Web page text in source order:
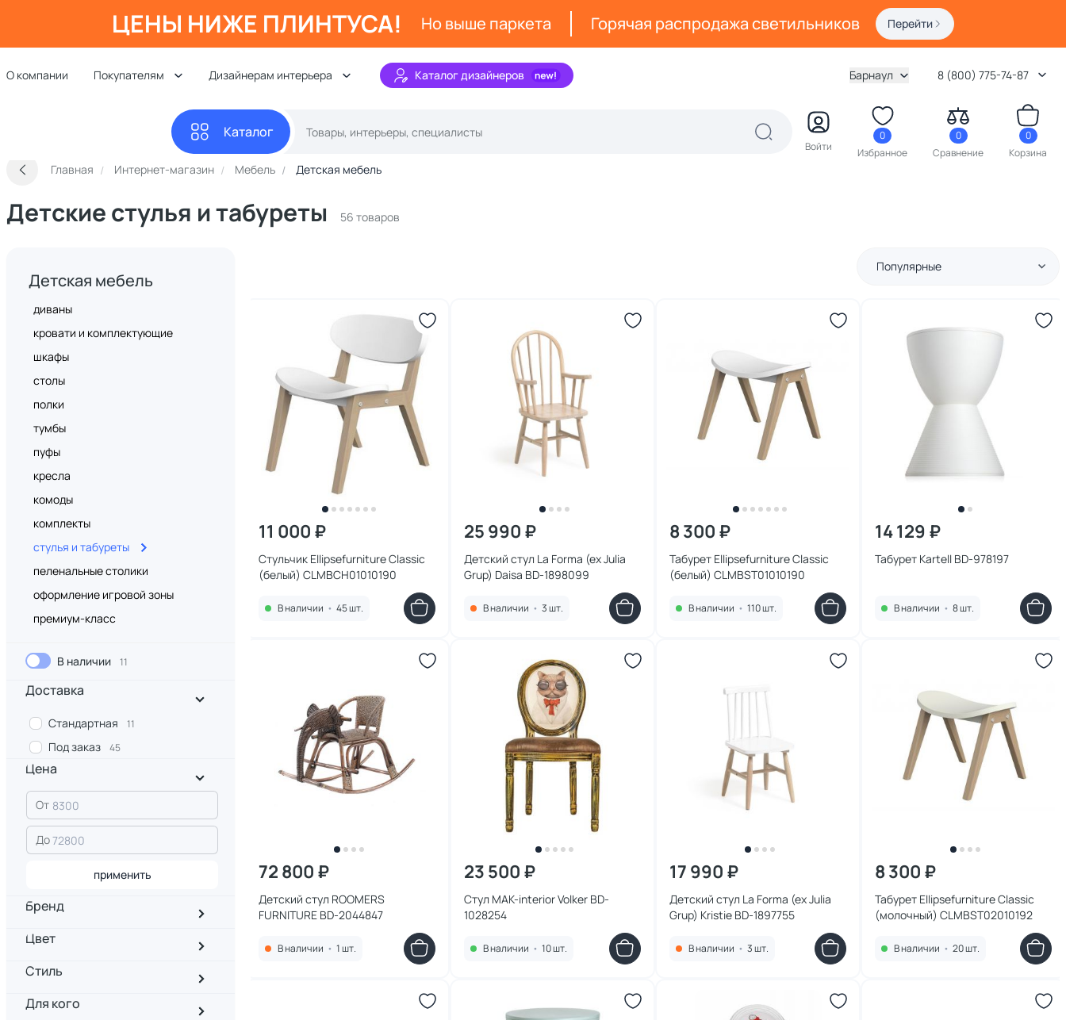
ЦЕНЫ НИЖЕ ПЛИНТУСА! Но выше паркета Горячая распродажа светильников Перейти
О компании Покупателям Дизайнерам интерьера Каталог дизайнеров Барнаул 8 (800) 775-74-87
Каталог
Войти
0
Избранное
0
Сравнение
0
Корзина
Главная Интернет-магазин Мебель Детская мебель
Детские стулья и табуреты 56 товаров
Детская мебель
диваны
кровати и комплектующие
шкафы
столы
полки
тумбы
пуфы
кресла
комоды
комплекты
стулья и табуреты
пеленальные столики
оформление игровой зоны
премиум-класс
В наличии 11
Доставка
Стандартная 11
Под заказ 45
Цена
От
До
применить
Бренд
Цвет
Стиль
Для кого
Популярные
11 000 ₽
Стульчик Ellipsefurniture Classic
(белый) CLMBCH01010190
В наличии • 45 шт.
25 990 ₽
Детский стул La Forma (ex Julia
Grup) Daisa BD-1898099
В наличии • 3 шт.
8 300 ₽
Табурет Ellipsefurniture Classic
(белый) CLMBST01010190
В наличии • 110 шт.
14 129 ₽
Табурет Kartell BD-978197
В наличии • 8 шт.
72 800 ₽
Детский стул ROOMERS
FURNITURE BD-2044847
В наличии • 1 шт.
23 500 ₽
Стул MAK-interior Volker BD-
1028254
В наличии • 10 шт.
17 990 ₽
Детский стул La Forma (ex Julia
Grup) Kristie BD-1897755
В наличии • 3 шт.
8 300 ₽
Табурет Ellipsefurniture Сlassic
(молочный) CLMBST02010192
В наличии • 20 шт.